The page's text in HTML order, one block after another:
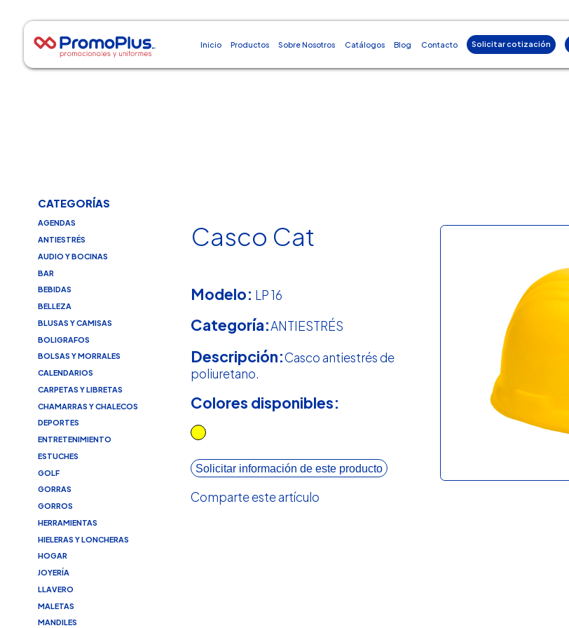
Inicio Productos Sobre Nosotros Catálogos Blog Contacto Solicitar cotización
CATEGORÍAS
AGENDAS
ANTIESTRÉS
AUDIO Y BOCINAS
BAR
BEBIDAS
BELLEZA
BLUSAS Y CAMISAS
BOLIGRAFOS
BOLSAS Y MORRALES
CALENDARIOS
CARPETAS Y LIBRETAS
CHAMARRAS Y CHALECOS
DEPORTES
ENTRETENIMIENTO
ESTUCHES
GOLF
GORRAS
GORROS
HERRAMIENTAS
HIELERAS Y LONCHERAS
HOGAR
JOYERÍA
LLAVERO
MALETAS
MANDILES
Casco Cat
Modelo: LP 16
Categoría:ANTIESTRÉS
Descripción:Casco antiestrés de
poliuretano.
Colores disponibles:
Solicitar información de este producto
Comparte este artículo